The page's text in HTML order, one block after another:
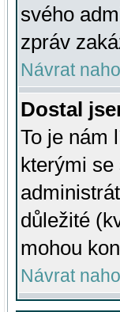
svého
zpráv
Návrat
Dostal
To je nám
kterými
důležité
mohou
Návrat